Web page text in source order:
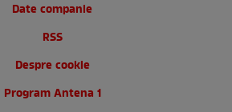
Date companie
RSS
Despre cookie
Program Antena 1